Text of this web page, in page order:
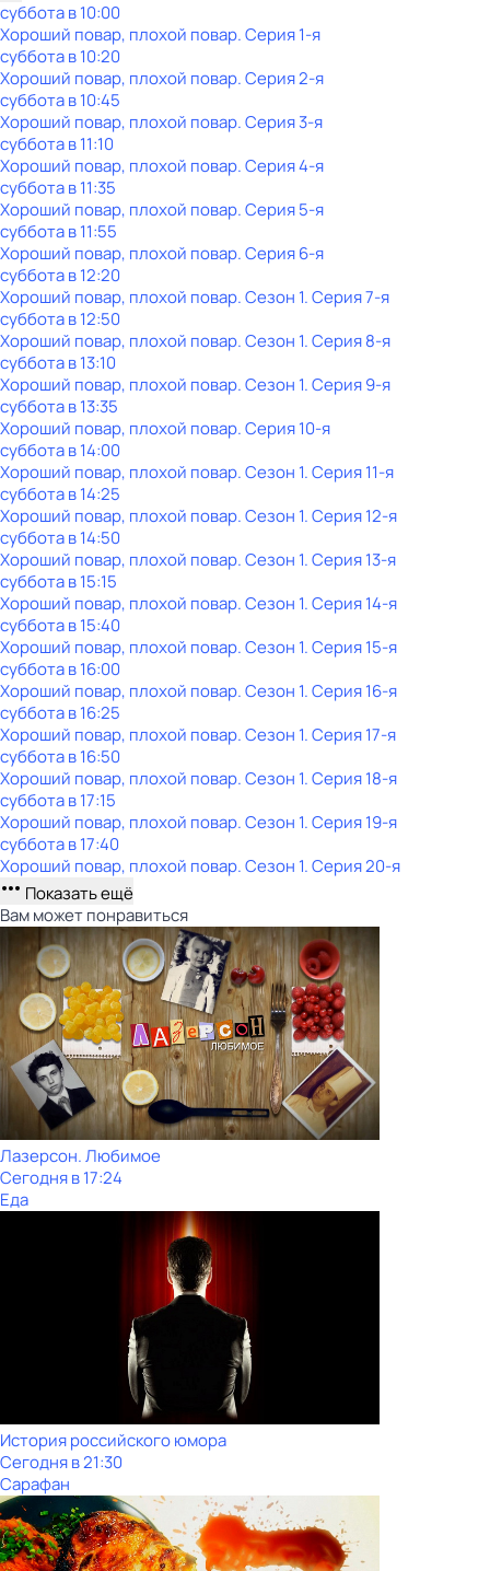
субботав10:00
Хороший повар, плохой повар. Серия 1-я
субботав10:20
Хороший повар, плохой повар. Серия 2-я
субботав10:45
Хороший повар, плохой повар. Серия 3-я
субботав11:10
Хороший повар, плохой повар. Серия 4-я
субботав11:35
Хороший повар, плохой повар. Серия 5-я
субботав11:55
Хороший повар, плохой повар. Серия 6-я
субботав12:20
Хороший повар, плохой повар. Сезон 1. Серия 7-я
субботав12:50
Хороший повар, плохой повар. Сезон 1. Серия 8-я
субботав13:10
Хороший повар, плохой повар. Сезон 1. Серия 9-я
субботав13:35
Хороший повар, плохой повар. Серия 10-я
субботав14:00
Хороший повар, плохой повар. Сезон 1. Серия 11-я
субботав14:25
Хороший повар, плохой повар. Сезон 1. Серия 12-я
субботав14:50
Хороший повар, плохой повар. Сезон 1. Серия 13-я
субботав15:15
Хороший повар, плохой повар. Сезон 1. Серия 14-я
субботав15:40
Хороший повар, плохой повар. Сезон 1. Серия 15-я
субботав16:00
Хороший повар, плохой повар. Сезон 1. Серия 16-я
субботав16:25
Хороший повар, плохой повар. Сезон 1. Серия 17-я
субботав16:50
Хороший повар, плохой повар. Сезон 1. Серия 18-я
субботав17:15
Хороший повар, плохой повар. Сезон 1. Серия 19-я
субботав17:40
Хороший повар, плохой повар. Сезон 1. Серия 20-я
Показать ещё
Вам может понравиться
Лазерсон. Любимое
Сегодня в 17:24
Еда
История российского юмора
Сегодня в 21:30
Сарафан